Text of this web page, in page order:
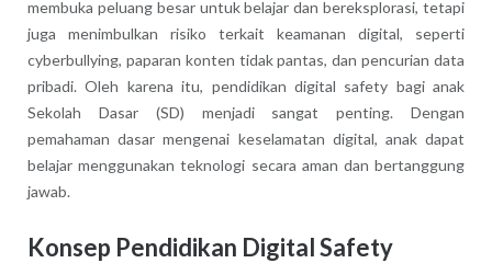
membuka peluang besar untuk belajar dan bereksplorasi, tetapi
juga menimbulkan risiko terkait keamanan digital, seperti
cyberbullying, paparan konten tidak pantas, dan pencurian data
pribadi. Oleh karena itu, pendidikan digital safety bagi anak
Sekolah Dasar (SD) menjadi sangat penting. Dengan
pemahaman dasar mengenai keselamatan digital, anak dapat
belajar menggunakan teknologi secara aman dan bertanggung
jawab.
Konsep Pendidikan Digital Safety